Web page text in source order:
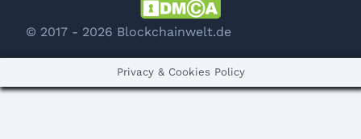
© 2017 - 2026 Blockchainwelt.de
Privacy & Cookies Policy